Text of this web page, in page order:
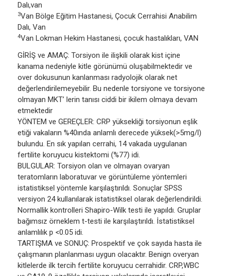
Dalı,van
3Van Bölge Eğitim Hastanesi, Çocuk Cerrahisi Anabilim
Dalı, Van
4Van Lokman Hekim Hastanesi, çocuk hastalıkları, VAN
GİRİŞ ve AMAÇ: Torsiyon ile ilişkili olarak kist içine
kanama nedeniyle kitle görünümü oluşabilmektedir ve
over dokusunun kanlanması radyolojik olarak net
değerlendirilemeyebilir. Bu nedenle torsiyone ve torsiyone
olmayan MKT’ lerin tanısı ciddi bir ikilem olmaya devam
etmektedir
YÖNTEM ve GEREÇLER: CRP yüksekliği torsiyonun eşlik
etiği vakaların %40ında anlamlı derecede yüksek(>5mg/l)
bulundu. En sık yapılan cerrahi, 14 vakada uygulanan
fertilite koruyucu kistektomi (%77) idi.
BULGULAR: Torsiyon olan ve olmayan ovaryan
teratomların laboratuvar ve görüntüleme yöntemleri
istatistiksel yöntemle karşılaştırıldı. Sonuçlar SPSS
versiyon 24 kullanılarak istatistiksel olarak değerlendirildi.
Normallik kontrolleri Shapiro-Wilk testi ile yapıldı. Gruplar
bağımsız örneklem t-testi ile karşılaştırıldı. İstatistiksel
anlamlılık p <0.05 idi.
TARTIŞMA ve SONUÇ: Prospektif ve çok sayıda hasta ile
çalışmanın planlanması uygun olacaktır. Benign overyan
kitlelerde ilk tercih fertilite koruyucu cerrahidir. CRP,WBC